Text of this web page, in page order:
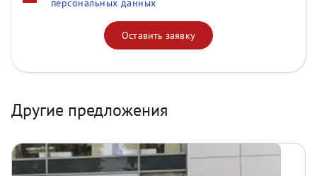
персональных данных
Оставить заявку
Другие предложения